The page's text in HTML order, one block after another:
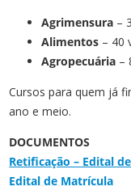
Agrimensura –
Alimentos – 40
Agropecuária –
Cursos para quem já
ano e meio.
DOCUMENTOS
Retificação – Edital
Edital de Matrícula